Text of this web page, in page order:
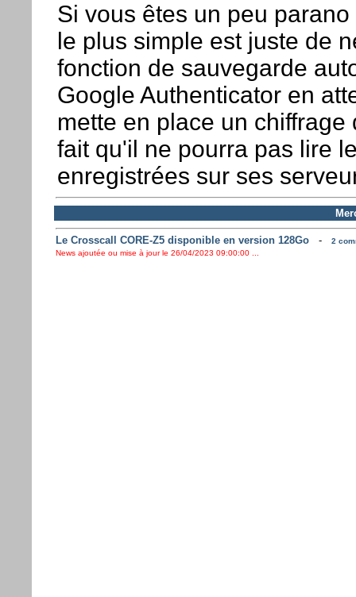
Si vous êtes un peu
le plus simple est juste de
fonction de sauvegarde
Google Authenticator en
mette en place un
fait qu'il ne pourra pas lire
enregistrées sur ses
Le Crosscall CORE-Z5 disponible en version 128Go-
2
News ajoutée ou mise à jour le 26/04/2023 09:00:00 ...